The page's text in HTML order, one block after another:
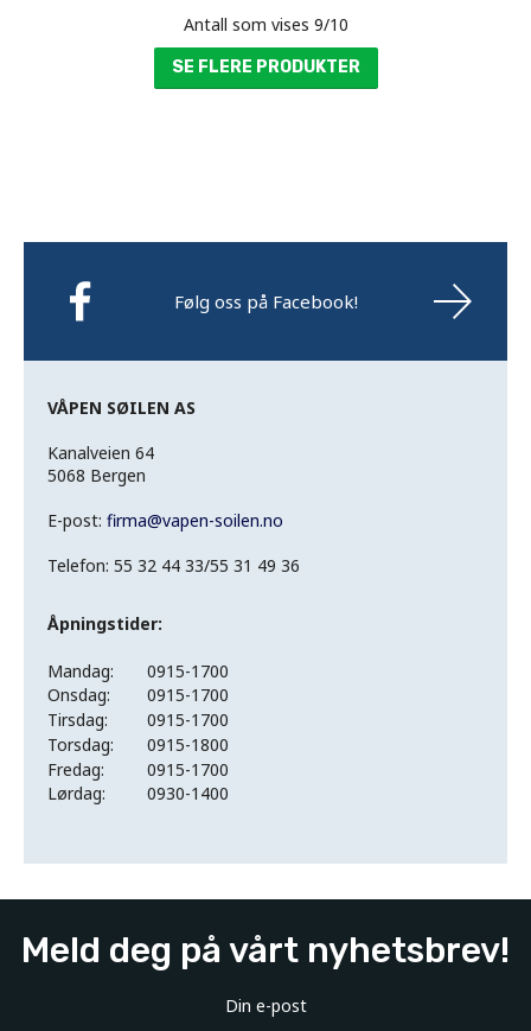
Antall som vises 9/10
SE FLERE PRODUKTER
Følg oss på Facebook!
VÅPEN SØILEN AS
Kanalveien 64
5068 Bergen
E-post: firma@vapen-soilen.no
Telefon: 55 32 44 33/55 31 49 36
Åpningstider:
Mandag:
0915-1700
Onsdag:
0915-1700
Tirsdag:
0915-1700
Torsdag:
0915-1800
Fredag:
0915-1700
Lørdag:
0930-1400
Meld deg på vårt nyhetsbrev!
Din e-post